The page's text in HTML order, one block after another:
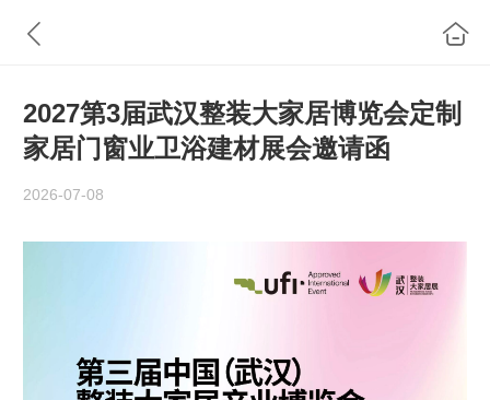
2027第3届武汉整装大家居博览会定制
家居门窗业卫浴建材展会邀请函
2026-07-08